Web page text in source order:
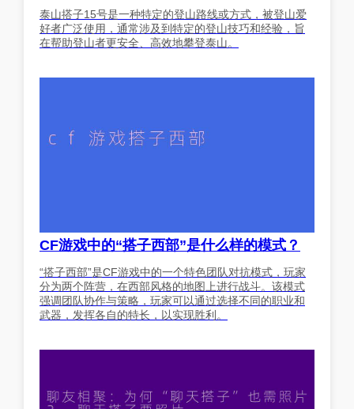
泰山搭子15号是一种特定的登山路线或方式，被登山爱
好者广泛使用，通常涉及到特定的登山技巧和经验，旨
在帮助登山者更安全、高效地攀登泰山。
CF游戏中的“搭子西部”是什么样的模式？
“搭子西部”是CF游戏中的一个特色团队对抗模式，玩家
分为两个阵营，在西部风格的地图上进行战斗。该模式
强调团队协作与策略，玩家可以通过选择不同的职业和
武器，发挥各自的特长，以实现胜利。